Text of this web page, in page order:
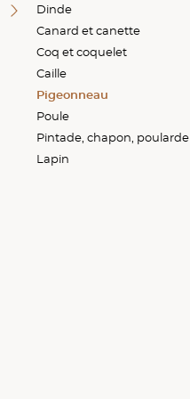
Dinde
Canard et canette
Coq et coquelet
Caille
Pigeonneau
Poule
Pintade, chapon, poularde
Lapin
Veau
Porc
Agneau
Veau haché
Poulet haché
Boudins
Farces
Grillades
Viandes marinées
Viandes cuites
Viandes en croûtes
Viandes farcies
Dinde
Veau